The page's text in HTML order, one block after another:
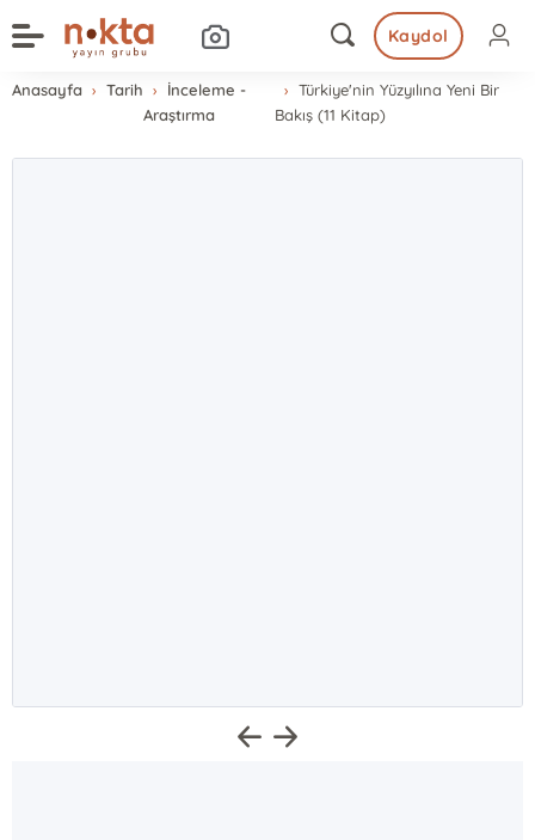
Kaydol
Anasayfa Tarih
İnceleme -
Araştırma
Türkiye'nin Yüzyılına Yeni Bir
Bakış (11 Kitap)